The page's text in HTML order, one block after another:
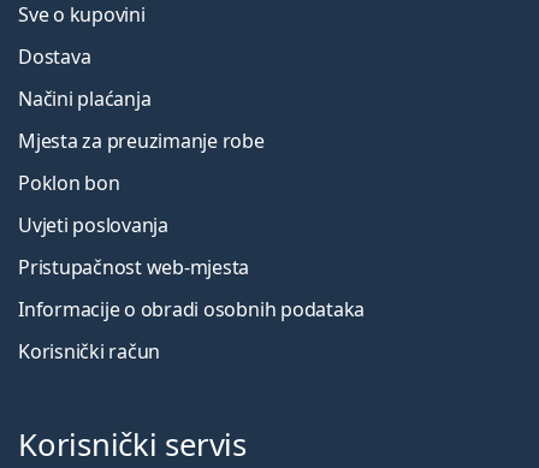
Sve o kupovini
Dostava
Načini plaćanja
Mjesta za preuzimanje robe
Poklon bon
Uvjeti poslovanja
Pristupačnost web-mjesta
Informacije o obradi osobnih podataka
Korisnički račun
Korisnički servis